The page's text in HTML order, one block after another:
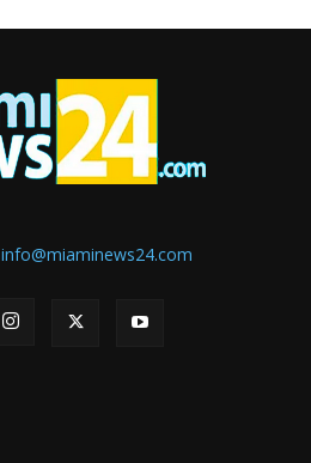
info@miaminews24.com